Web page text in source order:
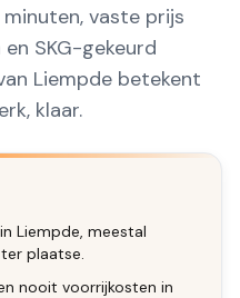
vaste prijs
SKG-gekeurd
Liempde betekent
klaar.
Liempde, meestal
plaatse.
nooit voorrijkosten in